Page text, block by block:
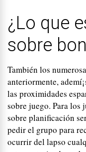
¿Lo que
sobre
También los
anteriormente,
las proximidades
sobre juego. Para los
sobre planificación
pedir el grupo para
ocurrir del lapso